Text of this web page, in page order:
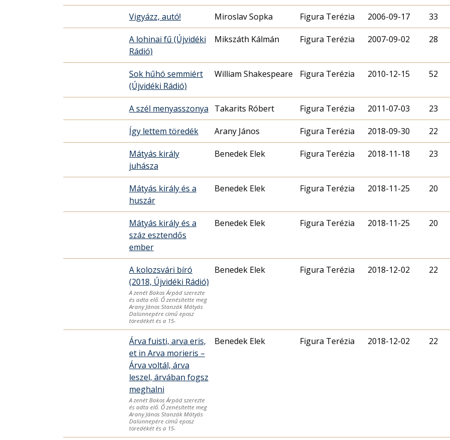
Vigyázz, autó! Miroslav Sopka Figura Terézia 2006-09-17 33
A lohinai fű (Újvidéki
Rádió)
Mikszáth Kálmán Figura Terézia 2007-09-02 28
Sok hűhó semmiért
(Újvidéki Rádió)
William Shakespeare Figura Terézia 2010-12-15 52
A szél menyasszonya Takarits Róbert Figura Terézia 2011-07-03 23
Így lettem töredék Arany János Figura Terézia 2018-09-30 22
Mátyás király
juhásza
Benedek Elek Figura Terézia 2018-11-18 23
Mátyás király és a
huszár
Benedek Elek Figura Terézia 2018-11-25 20
Mátyás király és a
száz esztendős
ember
Benedek Elek Figura Terézia 2018-11-25 20
A kolozsvári bíró
(2018, Újvidéki Rádió)
A zenét Bakos Árpád szerezte
és adta elő. Ő zenésítette meg
Arany János Stanzák Mátyás
Dalünnepére című eposz
töredékét és a 15-
Benedek Elek Figura Terézia 2018-12-02 22
Árva fuisti, arva eris,
et in Arva morieris –
Árva voltál, árva
leszel, árvában fogsz
meghalni
A zenét Bakos Árpád szerezte
és adta elő. Ő zenésítette meg
Arany János Stanzák Mátyás
Dalünnepére című eposz
töredékét és a 15-
Benedek Elek Figura Terézia 2018-12-02 22